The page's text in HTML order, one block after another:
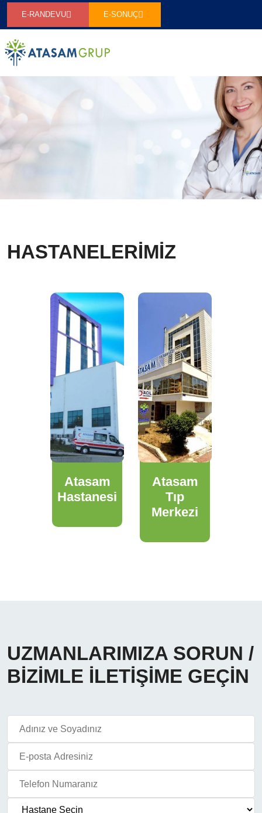
E-RANDEVU E-SONUÇ
HASTANELERİMİZ
Atasam
Hastanesi
Atasam
Tıp
Merkezi
UZMANLARIMIZA SORUN /
BİZİMLE İLETİŞİME GEÇİN